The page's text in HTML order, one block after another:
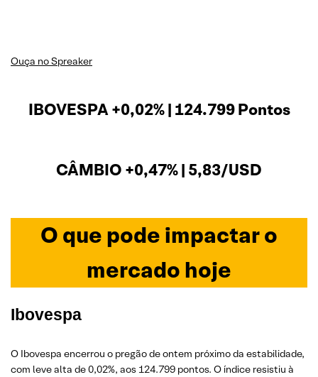
Ouça no Spreaker
IBOVESPA +0,02% | 124.799 Pontos
CÂMBIO +0,47% | 5,83/USD
O que pode impactar o
mercado hoje
Ibovespa
O Ibovespa encerrou o pregão de ontem próximo da estabilidade,
com leve alta de 0,02%, aos 124.799 pontos. O índice resistiu à